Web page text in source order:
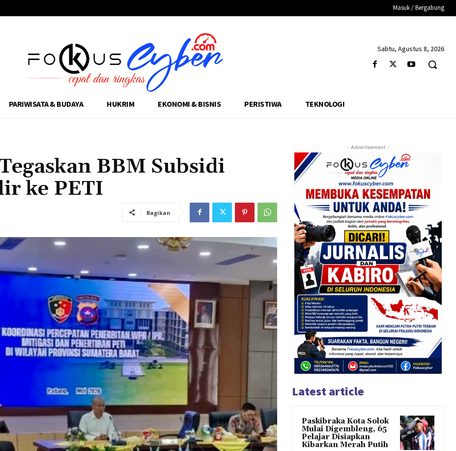
Masuk / Bergabung
Sabtu, Agustus 8, 2026
PARIWISATA & BUDAYA HUKRIM EKONOMI & BISNIS PERISTIWA TEKNOLOGI
BBM Subsidi
ke PETI
Bagikan
- Advertisement -
Latest article
Paskibraka Kota Solok
Mulai Digembleng, 65
Pelajar Disiapkan
Kibarkan Merah Putih